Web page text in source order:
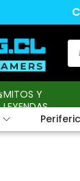
MITOS Y
LEYENDAS